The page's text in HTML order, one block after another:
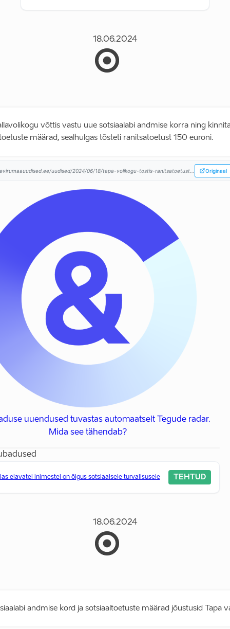
18.06.2024
võttis vastu uue sotsiaalabi andmise korra ning
määrad, sealhulgas tõsteti ranitsatoetust 150 euroni.
uudised/2024/06/18/tapa-volikogu-tostis-ranitsatoetust... Originaal
uuendused tuvastas automaatselt Tegude radar.
Mida see tähendab?
elavatel inimestel on õigus sotsiaalsele turvalisusele TEHTUD
18.06.2024
andmise kord ja sotsiaaltoetuste määrad jõustusid Tapa